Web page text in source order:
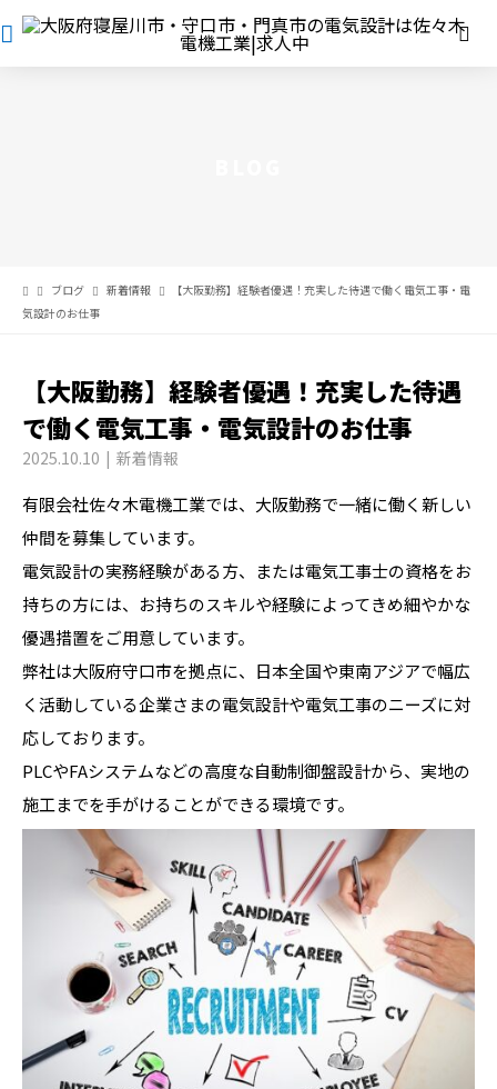
ブログ 新着情報
【大阪勤務】経験者優遇！充実した待遇で働く電気工事・電
気設計のお仕事
【大阪勤務】経験者優遇！充実した待遇
で働く電気工事・電気設計のお仕事
2025.10.10 新着情報
有限会社佐々木電機工業では、大阪勤務で一緒に働く新しい
仲間を募集しています。
電気設計の実務経験がある方、または電気工事士の資格をお
持ちの方には、お持ちのスキルや経験によってきめ細やかな
優遇措置をご用意しています。
弊社は大阪府守口市を拠点に、日本全国や東南アジアで幅広
く活動している企業さまの電気設計や電気工事のニーズに対
応しております。
PLCやFAシステムなどの高度な自動制御盤設計から、実地の
施工までを手がけることができる環境です。